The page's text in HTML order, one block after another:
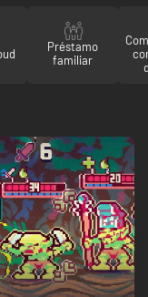
Préstamo
familiar